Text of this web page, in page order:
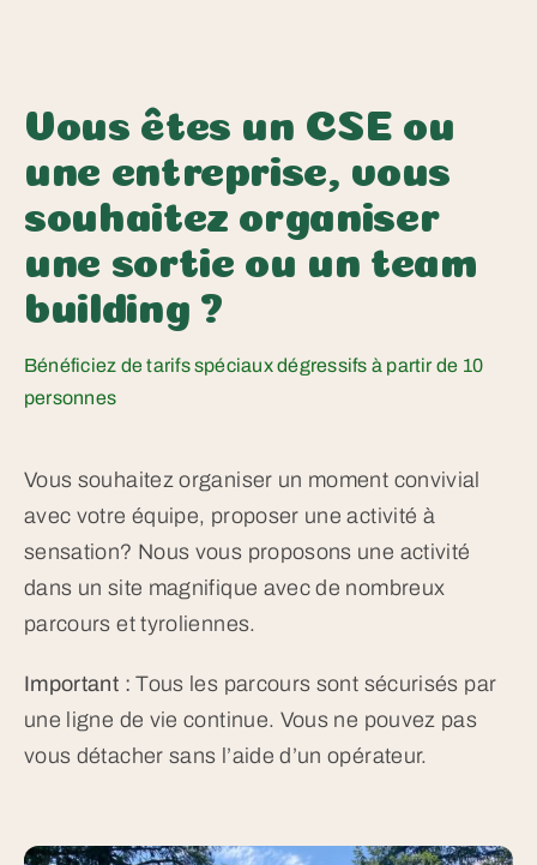
Vous êtes un CSE ou
une entreprise, vous
souhaitez organiser
une sortie ou un team
building ?
Bénéficiez de tarifs spéciaux dégressifs à partir de 10
personnes
Vous souhaitez organiser un moment convivial
avec votre équipe, proposer une activité à
sensation? Nous vous proposons une activité
dans un site magnifique avec de nombreux
parcours et tyroliennes.
Important : Tous les parcours sont sécurisés par
une ligne de vie continue. Vous ne pouvez pas
vous détacher sans l’aide d’un opérateur.